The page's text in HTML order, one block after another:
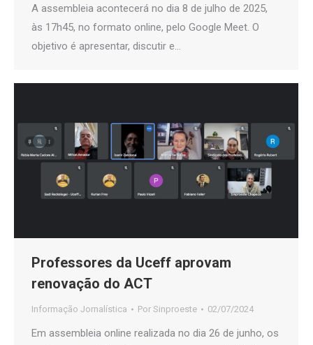
A assembleia acontecerá no dia 8 de julho de 2025,
às 17h45, no formato online, pelo Google Meet. O
objetivo é apresentar, discutir e…
Professores da Uceff aprovam
renovação do ACT
Informação Jornalística Por Sinproeste 02/07/2024
Em assembleia online realizada no dia 26 de junho, os